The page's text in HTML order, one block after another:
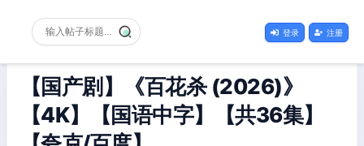
登录 注册
【国产剧】《百花杀 (2026)》
【4K】【国语中字】【共36集】